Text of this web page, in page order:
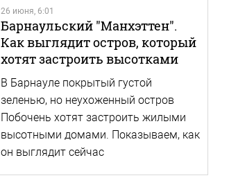
26 июня, 6:01
Барнаульский "Манхэттен".
Как выглядит остров, который
хотят застроить высотками
В Барнауле покрытый густой
зеленью, но неухоженный остров
Побочень хотят застроить жилыми
высотными домами. Показываем, как
он выглядит сейчас